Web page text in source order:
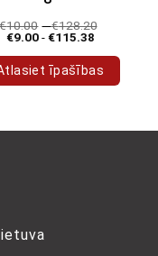
€10.00 -€128.20
€9.00-€115.38
īpašības
ir